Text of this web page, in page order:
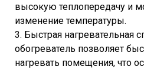
высокую теплопередачу и
изменение температуры.
3. Быстрая нагревательная
обогреватель позволяет
нагревать помещения, что